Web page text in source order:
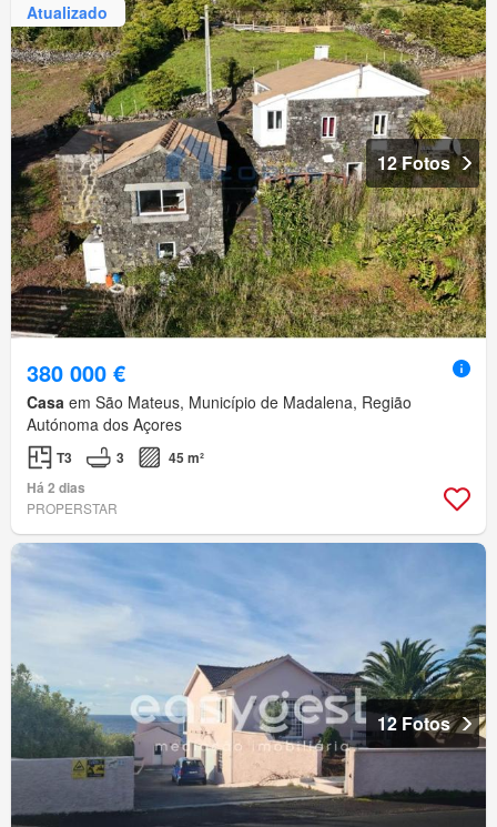
Atualizado
12 Fotos
380 000 €
Casa em São Mateus, Município de Madalena, Região
Autónoma dos Açores
T3 3
45 m²
Há 2 dias
PROPERSTAR
12 Fotos